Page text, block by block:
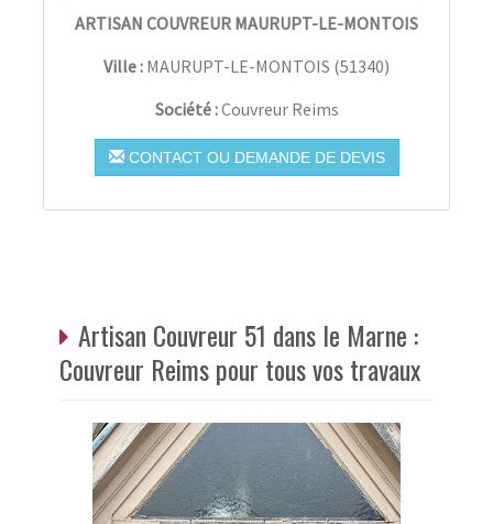
ARTISAN COUVREUR MAURUPT-LE-MONTOIS
Ville : MAURUPT-LE-MONTOIS (51340)
Société :Couvreur Reims
CONTACT OU DEMANDE DE DEVIS
Artisan Couvreur 51 dans le Marne :
Couvreur Reims pour tous vos travaux